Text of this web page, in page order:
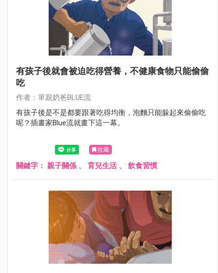
有孩子後就會被迫吃得營養，不健康食物只能偷偷
吃
作者：單親奶爸BLUE流
有孩子後是不是都要跟著吃得均衡，泡麵只能躲起來偷偷吃
呢？插畫家Blue流就畫下這一幕。
收藏
關鍵字： 親子關係 、 育兒生活、 飲食習慣